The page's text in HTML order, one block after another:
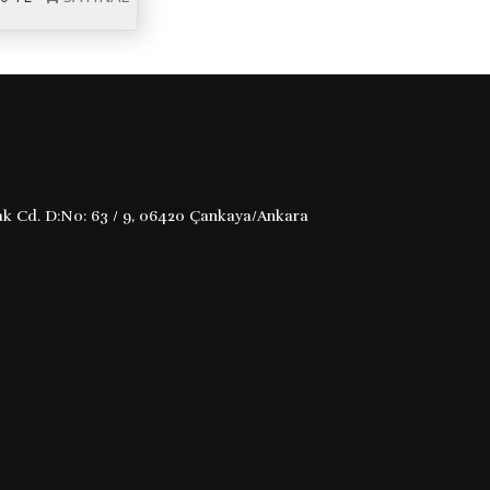
altında uyumasını sokaklarda dilenmesini
france tır Üslubunda ...
Cd. D:No: 63 / 9, 06420 Çankaya/Ankara